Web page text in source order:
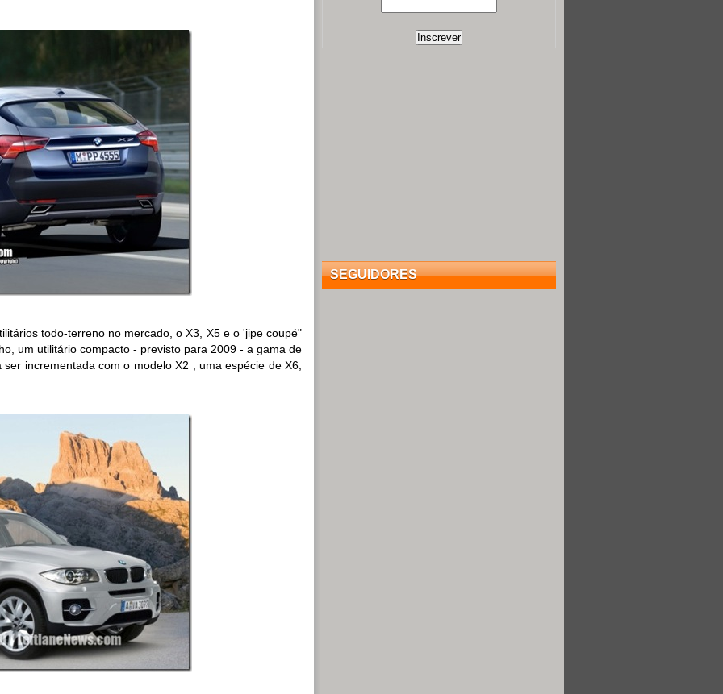
todo-terreno no mercado, o X3, X5 e o 'jipe coupé"
um utilitário compacto - previsto para 2009 - a gama de
incrementada com o modelo X2 , uma espécie de X6,
SEGUIDORES